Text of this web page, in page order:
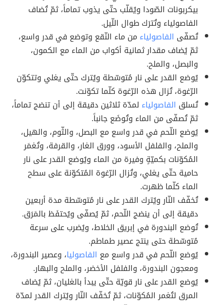
بيكربونات الصّودا ويُقلّب حتّى يذوب تماماً، ثمّ تُضاف
الفاصولياء وتُترَك طوال اللّيل.
تُصفّى الفاصولياء من ماء النّقع وتوضع في قدر واسع،
ثمّ يُضاف مقدار ثمانية أكواب من الماء مع الكمون،
والبصل، والملح.
يُوضع القدر على نار مُتوسّطة ويُترك حتّى يغلي وتتكوّن
الرّغوة، تُزال هذه الرّغوة كلّما تكوّنت.
تُسلق الفاصولياء لمدّة ثلاثين دقيقة إلى أن تنضج تماماً،
ثمّ تُصفّى من الماء وتُوضَع جانباً.
يُوضع اللّحم في قدر واسع مع البصل، والثّوم، والهيل،
والملح، والفلفل الأسود، وورق الغار، والقرفة، وتُغمَر
المُكوّنات بكميّةٍ وفيرة من الماء ويُوضع القدر على نار
حامية حتّى يغلي، وتُزال الرّغوة المُتكوّنة على سطح
الماء كلّما ظهرت.
تُخفّف النّار ويُترك القدر على نار مُتوسّطة مدة أربعين
دقيقة إلى أن ينضج اللّحم، ثمّ يُصفّى ويُحتفَظ بالمَرَق.
تُوضع البندورة في إبريق الخلاط، ويُضرب على سرعة
مُتوسّطة حتى ينتج عصير طماطم.
يُوضع اللّحم في قدر واسع مع الفاصوليا، وعصير البندورة،
ومعجون البندورة، والفلفل الأخضر، والملح والبهار.
يُوضع القدر على نار قويّة حتّى يبدأ بالغليان، ثمّ يُضاف
المرق لتُغمر المُكوّنات، ثمّ تُخفّف النّار ويُترك القدر لمدّة